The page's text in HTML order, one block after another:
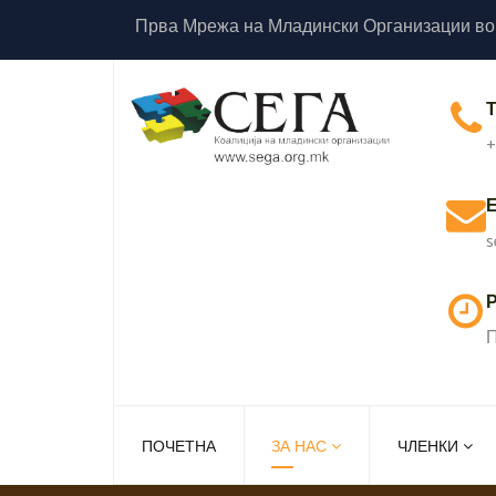
Прва Мрежа на Младински Организации
ПОЧЕТНА ЗА НАС ЧЛЕНКИ